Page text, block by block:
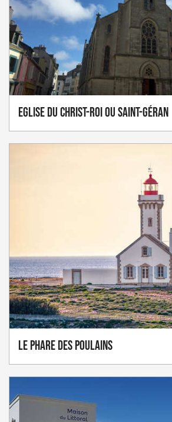
Eglise du Christ-Roi ou Saint-Géran
Le Phare des Poulains